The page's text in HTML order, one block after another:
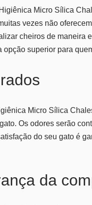
Micro Sílica
vezes não
cheiros de maneira
superior para
Micro Sílica
Os odores serão
do seu gato é
da